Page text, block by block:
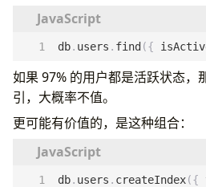
db. users . find ({
如果 97% 的用户都是活跃状态，
引，大概率不值。
更可能有价值的，是这种组合：
db. users . createIndex({